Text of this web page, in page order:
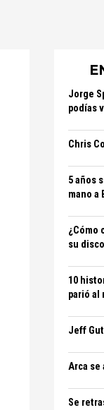
Jorge
podías
Chris
5 años
mano a
¿Cómo
su
10
parió al
Jeff
Arca se
Se